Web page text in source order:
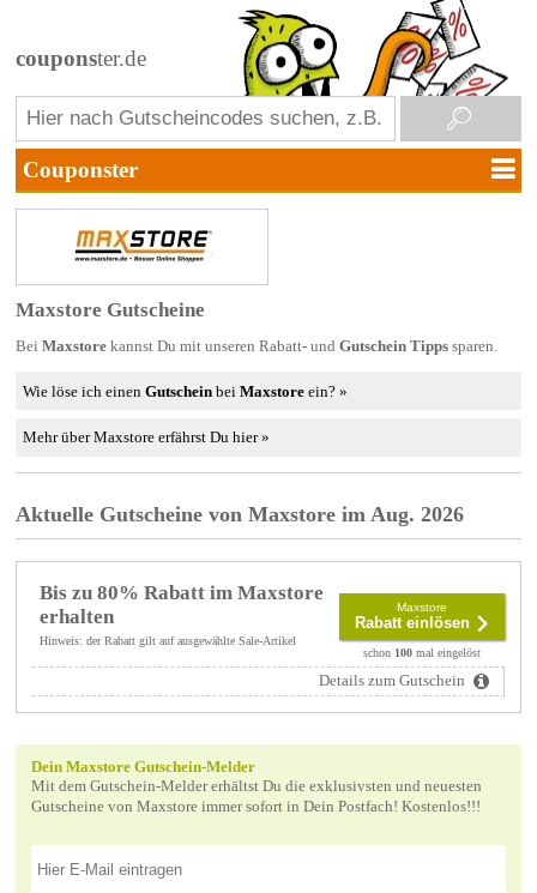
couponster.de
Maxstore Gutscheine
Bei Maxstorekannst Du mit unseren Rabatt- und Gutschein Tippssparen.
Wie löse ich einenGutschein beiMaxstore ein? »
Mehr über Maxstore erfährst Du hier »
Aktuelle Gutscheine von Maxstore im Aug. 2026
Bis zu 80% Rabatt im Maxstore
erhalten
Hinweis: der Rabatt gilt auf ausgewählte Sale-Artikel
Maxstore
Rabatt einlösen
schon 100 mal eingelöst
Details zum Gutschein
Dein Maxstore Gutschein-Melder
Mit dem Gutschein-Melder erhältst Du die exklusivsten und neuesten
Gutscheine von Maxstore immer sofort in Dein Postfach! Kostenlos!!!